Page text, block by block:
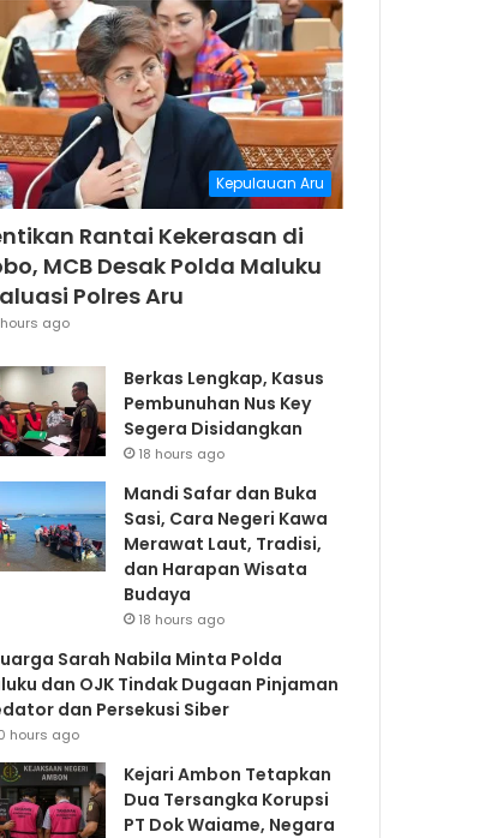
Kepulauan Aru
Rantai Kekerasan di
MCB Desak Polda Maluku
Polres Aru
ago
Berkas Lengkap, Kasus
Pembunuhan Nus Key
Segera Disidangkan
18 hours ago
Mandi Safar dan Buka
Sasi, Cara Negeri Kawa
Merawat Laut, Tradisi,
dan Harapan Wisata
Budaya
18 hours ago
Sarah Nabila Minta Polda
dan OJK Tindak Dugaan Pinjaman
dan Persekusi Siber
hours ago
Kejari Ambon Tetapkan
Dua Tersangka Korupsi
PT Dok Waiame, Negara